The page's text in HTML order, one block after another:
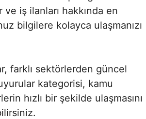
iş ilanları hakkında en
bilgilere kolayca ulaşmanızı
farklı sektörlerden güncel
kategorisi, kamu
hızlı bir şekilde ulaşmasını